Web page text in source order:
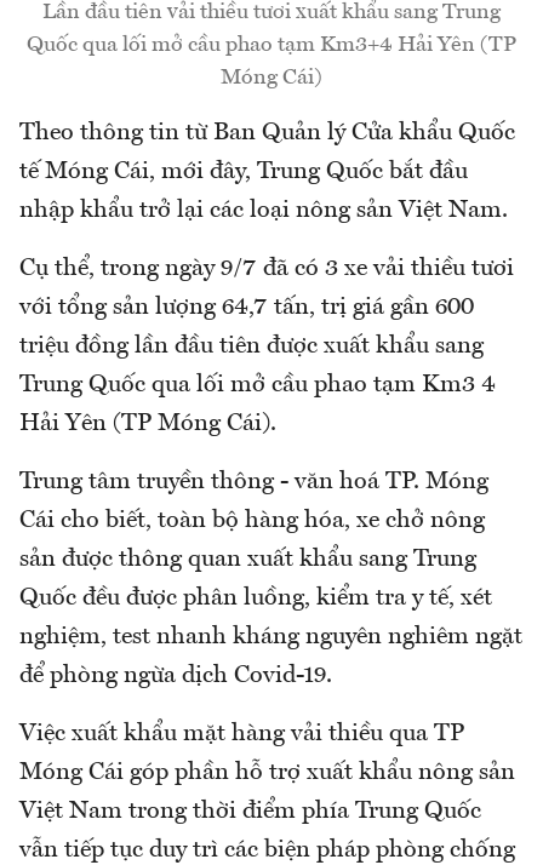
Lần đầu tiên vải thiều tươi xuất khẩu sang Trung
Quốc qua lối mở cầu phao tạm Km3+4 Hải Yên (TP
Móng Cái)
Theo thông tin từ Ban Quản lý Cửa khẩu Quốc
tế Móng Cái, mới đây, Trung Quốc bắt đầu
nhập khẩu trở lại các loại nông sản Việt Nam.
Cụ thể, trong ngày 9/7 đã có 3 xe vải thiều tươi
với tổng sản lượng 64,7 tấn, trị giá gần 600
triệu đồng lần đầu tiên được xuất khẩu sang
Trung Quốc qua lối mở cầu phao tạm Km3 4
Hải Yên (TP Móng Cái).
Trung tâm truyền thông - văn hoá TP. Móng
Cái cho biết, toàn bộ hàng hóa, xe chở nông
sản được thông quan xuất khẩu sang Trung
Quốc đều được phân luồng, kiểm tra y tế, xét
nghiệm, test nhanh kháng nguyên nghiêm ngặt
để phòng ngừa dịch Covid-19.
Việc xuất khẩu mặt hàng vải thiều qua TP
Móng Cái góp phần hỗ trợ xuất khẩu nông sản
Việt Nam trong thời điểm phía Trung Quốc
vẫn tiếp tục duy trì các biện pháp phòng chống